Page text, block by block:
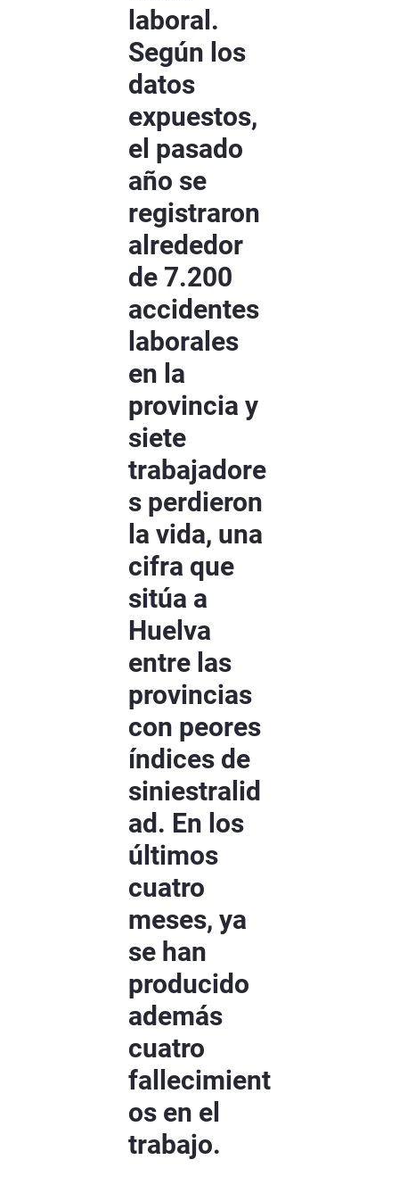
laboral.
Según los
datos
expuestos,
el pasado
año se
registraron
alrededor
de 7.200
accidentes
laborales
en la
provincia y
siete
trabajadore
s perdieron
la vida, una
cifra que
sitúa a
Huelva
entre las
provincias
con peores
índices de
siniestralid
ad. En los
últimos
cuatro
meses, ya
se han
producido
además
cuatro
fallecimient
os en el
trabajo.